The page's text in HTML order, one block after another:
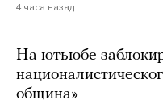
4 часа назад
На ютьюбе
община»